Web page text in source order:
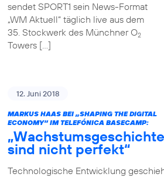
sendet SPORT1 sein News-Format
„WM Aktuell“ täglich live aus dem
35. Stockwerk des Münchner O2
Towers […]
12. Juni 2018
MARKUS HAAS BEI „SHAPING THE DIGITAL
ECONOMY“ IM TELEFÓNICA BASECAMP:
sind nicht perfekt“
Technologische Entwicklung